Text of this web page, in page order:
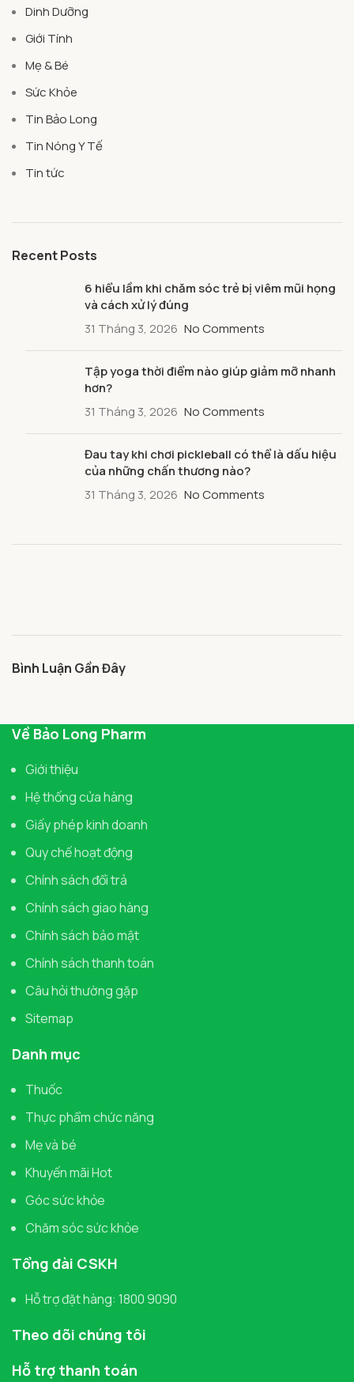
Dinh Dưỡng
Giới Tính
Mẹ & Bé
Sức Khỏe
Tin Bảo Long
Tin Nóng Y Tế
Tin tức
Recent Posts
6 hiểu lầm khi chăm sóc trẻ bị viêm mũi họng
và cách xử lý đúng
31 Tháng 3, 2026 No Comments
Tập yoga thời điểm nào giúp giảm mỡ nhanh
hơn?
31 Tháng 3, 2026 No Comments
Đau tay khi chơi pickleball có thể là dấu hiệu
của những chấn thương nào?
31 Tháng 3, 2026 No Comments
Bình Luận Gần Đây
Về Bảo Long Pharm
Giới thiệu
Hệ thống cửa hàng
Giấy phép kinh doanh
Quy chế hoạt động
Chính sách đổi trả
Chính sách giao hàng
Chính sách bảo mật
Chính sách thanh toán
Câu hỏi thường gặp
Sitemap
Danh mục
Thuốc
Thực phẩm chức năng
Mẹ và bé
Khuyến mãi Hot
Góc sức khỏe
Chăm sóc sức khỏe
Tổng đài CSKH
Hỗ trợ đặt hàng: 1800 9090
Theo dõi chúng tôi
Hỗ trợ thanh toán